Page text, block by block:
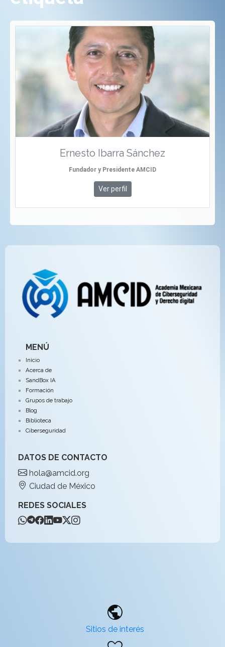
Ernesto Ibarra Sánchez
Fundador y Presidente AMCID
Ver perfil
MENÚ
Inicio
Acerca de
SandBox IA
Formación
Grupos de trabajo
Blog
Biblioteca
Ciberseguridad
DATOS DE CONTACTO
hola@amcid.org
Ciudad de México
REDES SOCIALES
public
Sitios de interés